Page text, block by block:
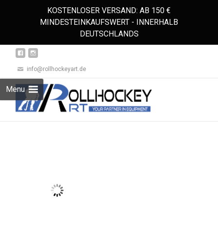
KOSTENLOSER VERSAND: AB 150 €
MINDESTEINKAUFSWERT - INNERHALB
DEUTSCHLANDS
info@rollhockeyart.de
Menu